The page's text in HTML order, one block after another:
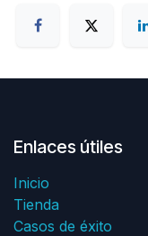
Enlaces útiles
Inicio
Tienda
Casos de éxito